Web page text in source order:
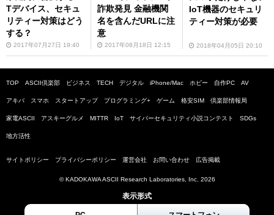
Tデバイス、セキュ
リティー対策はどう
する？
2017年07月27日 19:40
詐欺発見 金融機関
名を含んだURLに注
意
2017年08月18日 12:15
IoT機器のセキュリ
ティー対策が必要
2018年04月05日 20:10
TOP ASCII倶楽部 ビジネス TECH デジタル iPhone/Mac ホビー 自作PC AV
アキバ スマホ スタートアップ プログラミング+ ゲーム 格安SIM 倶楽部情報局
家電ASCII アスキーグルメ MITTR IoT サイバーセキュリティ小説コンテスト SDGs
地方活性
サイトポリシー プライバシーポリシー 運営会社 お問い合わせ 広告掲載
© KADOKAWA ASCII Research Laboratories, Inc. 2026
表示形式